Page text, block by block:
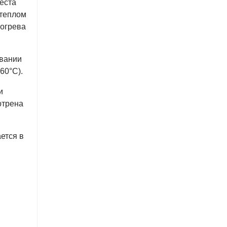
в